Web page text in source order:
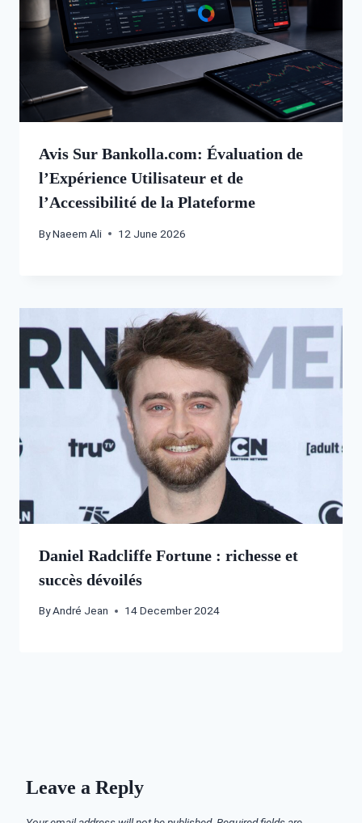
Avis Sur Bankolla.com: Évaluation de
l’Expérience Utilisateur et de
l’Accessibilité de la Plateforme
ByNaeem Ali 12 June 2026
Daniel Radcliffe Fortune : richesse et
succès dévoilés
ByAndré Jean 14 December 2024
Leave a Reply